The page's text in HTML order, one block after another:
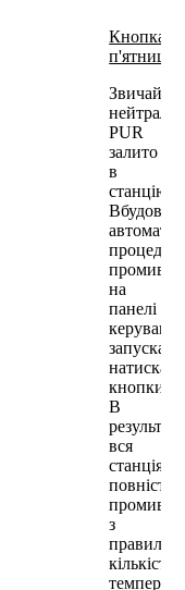
Кнопка
п'ятниці
PUR
залито
в
станцію.
на
панелі
кнопки.
В
результаті
вся
станція
повністю
з
кількістю,